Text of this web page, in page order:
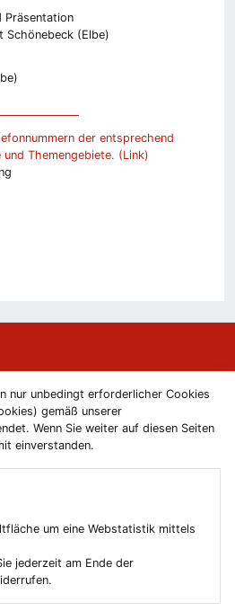
nur unbedingt erforderlicher Cookies
gemäß unserer
Wenn Sie weiter auf diesen Seiten
einverstanden.
um eine Webstatistik mittels
jederzeit am Ende der
Präsentation
der entsprechend
Themengebiete. (Link)